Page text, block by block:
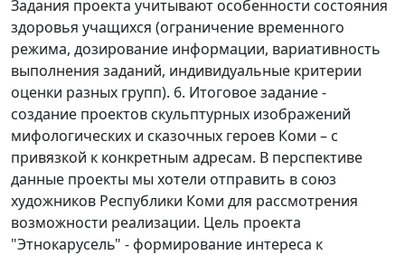
Задания проекта учитывают особенности состояния
здоровья учащихся (ограничение временного
режима, дозирование информации, вариативность
выполнения заданий, индивидуальные критерии
оценки разных групп). 6. Итоговое задание -
создание проектов скульптурных изображений
мифологических и сказочных героев Коми – с
привязкой к конкретным адресам. В перспективе
данные проекты мы хотели отправить в союз
художников Республики Коми для рассмотрения
возможности реализации. Цель проекта
"Этнокарусель" - формирование интереса к